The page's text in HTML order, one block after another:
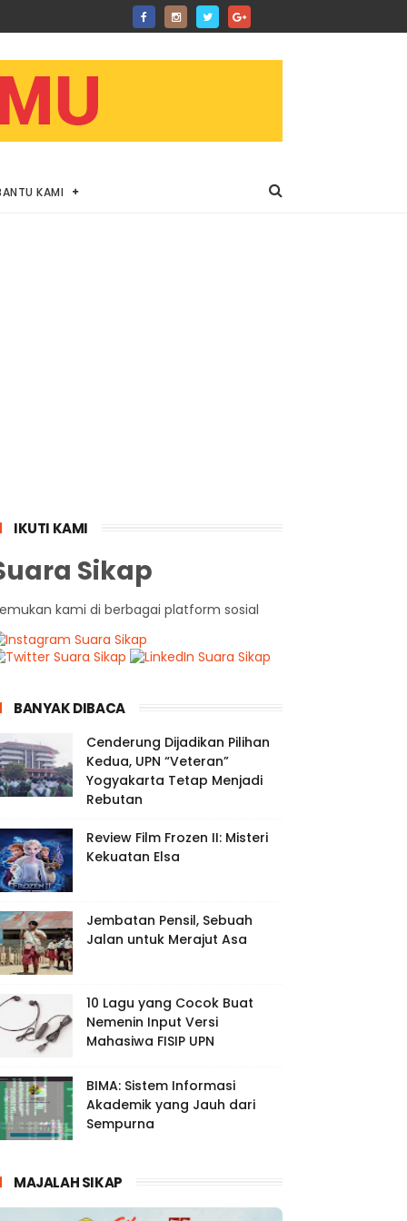
KAMI
IKUTI KAMI
Sikap
kami di berbagai platform sosial
BANYAK DIBACA
Cenderung Dijadikan Pilihan
Kedua, UPN “Veteran”
Yogyakarta Tetap Menjadi
Rebutan
Review Film Frozen II: Misteri
Kekuatan Elsa
Jembatan Pensil, Sebuah
Jalan untuk Merajut Asa
10 Lagu yang Cocok Buat
Nemenin Input Versi
Mahasiwa FISIP UPN
BIMA: Sistem Informasi
Akademik yang Jauh dari
Sempurna
MAJALAH SIKAP